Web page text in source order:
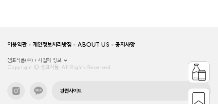
이용약관 개인정보처리방침 ABOUT US 공지사항
샘표식품(주)
사업자 정보
Copyright © 샘표식품, All Rights Reserved.
관련사이트